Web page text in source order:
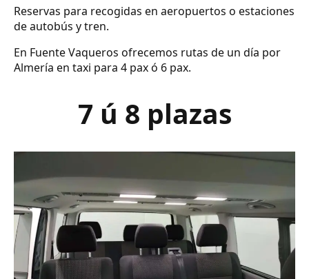
Reservas para recogidas en aeropuertos o estaciones
de autobús y tren.
En Fuente Vaqueros ofrecemos rutas de un día por
Almería en taxi para 4 pax ó 6 pax.
7 ú 8 plazas